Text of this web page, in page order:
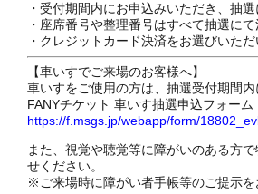
・受付期間内にお申込みいただき、抽
・座席番号や整理番号はすべて抽選に
・クレジットカード決済をお選びいた
【車いすでご来場のお客様へ】
車いすをご使用の方は、抽選受付期間
FANYチケット 車いす抽選申込フォーム
https://f.msgs.jp/webapp/form/
また、視覚や聴覚等に障がいのある方
せください。
※ご来場時に障がい者手帳等のご提示を